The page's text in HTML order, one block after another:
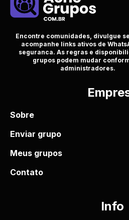
Encontre comunidades, divulgue
acompanhe links ativos de
seguranca. As regras e
grupos podem mudar
administradores.
Sobre
Enviar grupo
Meus grupos
Contato
Info